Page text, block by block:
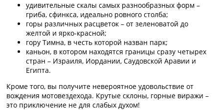
удивительные скалы самых разнообразных форм –
гриба, сфинкса, идеально ровного столба;
горы различных расцветок – от зеленоватой до
желтой и ярко-красной;
гору Тимна, в честь которой назван парк;
каньон, в котором находятся границы сразу четырех
стран – Израиля, Иордании, Саудовской Аравии и
Египта.
Кроме того, вы получите невероятное удовольствие от
вождения мотовездехода. Крутые склоны, горные виражи –
это приключение не для слабых духом!